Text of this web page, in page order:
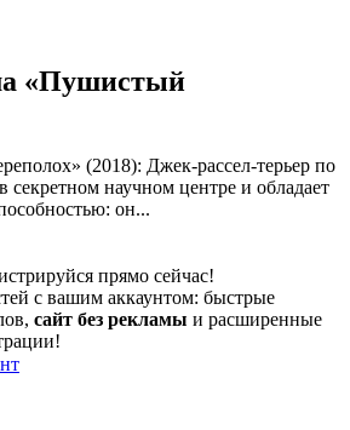
«Пушистый
(2018): Джек-рассел-терьер по
научном центре и обладает
он...
прямо сейчас!
с вашим аккаунтом: быстрые
сайт без рекламы и расширенные